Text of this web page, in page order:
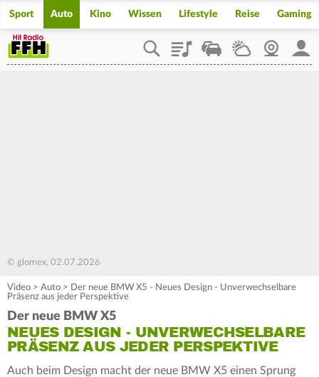
Sport Auto Kino Wissen Lifestyle Reise Gaming
PlaylistStaupilotWetterWebcam
© glomex, 02.07.2026
Video > Auto > Der neue BMW X5 - Neues Design - Unverwechselbare
Präsenz aus jeder Perspektive
Der neue BMW X5
NEUES DESIGN - UNVERWECHSELBARE
PRÄSENZ AUS JEDER PERSPEKTIVE
Auch beim Design macht der neue BMW X5 einen Sprung